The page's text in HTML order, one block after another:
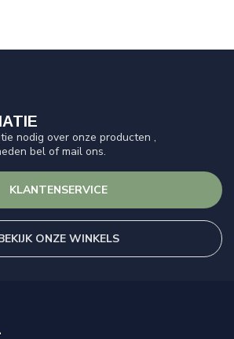
nodig over onze producten ,
bel of mail ons.
KLANTENSERVICE
ONZE WINKELS